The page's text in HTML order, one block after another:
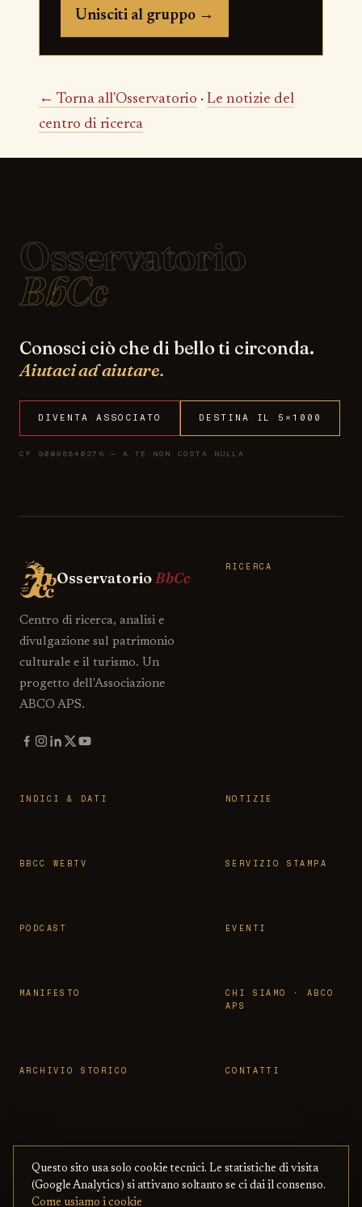
Unisciti al gruppo →
← Torna all'Osservatorio · Le notizie del
centro di ricerca
Osservatorio
BbCc
Conosci ciò che di bello ti circonda.
Aiutaci ad aiutare.
DIVENTA ASSOCIATO DESTINA IL 5×1000
CF 90098840276 — A TE NON COSTA NULLA
OsservatorioBbCc
Centro di ricerca, analisi e
divulgazione sul patrimonio
culturale e il turismo. Un
progetto dell'Associazione
ABCO APS.
RICERCA
INDICI & DATI NOTIZIE
BBCC WEBTV SERVIZIO STAMPA
PODCAST EVENTI
MANIFESTO
CHI SIAMO · ABCO
APS
ARCHIVIO STORICO CONTATTI
© 2026 OSSERVATORIO BBCC ·
ASSOCIAZIONE ABCO APS— CON BENI
CULTURALI ONLINE
PRIVACY
·COOKIE·
Questo sito usa solo cookie tecnici. Le statistiche di visita
(Google Analytics) si attivano soltanto se ci dai il consenso.
Come usiamo i cookie